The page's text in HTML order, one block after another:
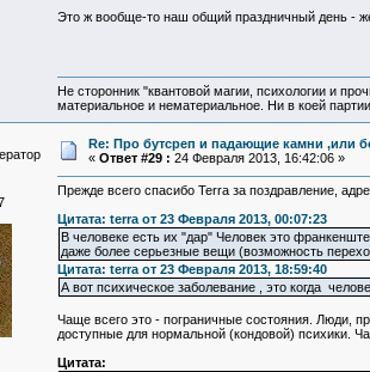
Это ж вообще-то наш общий праздничный день -
Не сторонник "квантовой магии, психологии и
материальное и нематериальное. Ни в коей
Re: Про бутсреп и падающие камни ,или
« Ответ #29 : 24 Февраля 2013, 16:42:06 »
Прежде всего спасибо Terra за поздравление,
Цитата: terra от 23 Февраля 2013, 00:07:23
В человеке есть их "дар" Человек это
даже более серьезные вещи (возможность
Цитата: terra от 23 Февраля 2013, 18:59:40
А вот психическое заболевание , это когда
Чаще всего это - пограничные состояния. Люди,
доступные для нормальной (кондовой) психики.
Цитата: